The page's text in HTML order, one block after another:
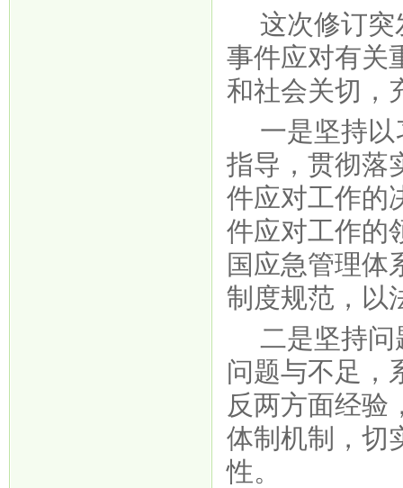
这次修订
事件应对有关
和社会关切，
一是坚持
指导，贯彻落
件应对工作的
件应对工作的
国应急管理体
制度规范，以
二是坚持
问题与不足，
反两方面经验
体制机制，切
性。